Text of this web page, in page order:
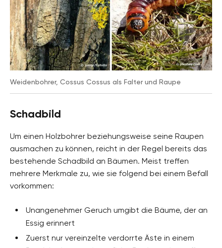
Weidenbohrer, Cossus Cossus als Falter und Raupe
Schadbild
Um einen Holzbohrer beziehungsweise seine Raupen
ausmachen zu können, reicht in der Regel bereits das
bestehende Schadbild an Bäumen. Meist treffen
mehrere Merkmale zu, wie sie folgend bei einem Befall
vorkommen:
Unangenehmer Geruch umgibt die Bäume, der an
Essig erinnert
Zuerst nur vereinzelte verdorrte Äste in einem